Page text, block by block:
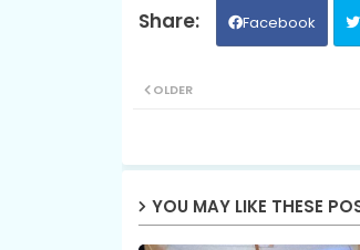
Facebook
OLDER
YOU MAY LIKE THESE